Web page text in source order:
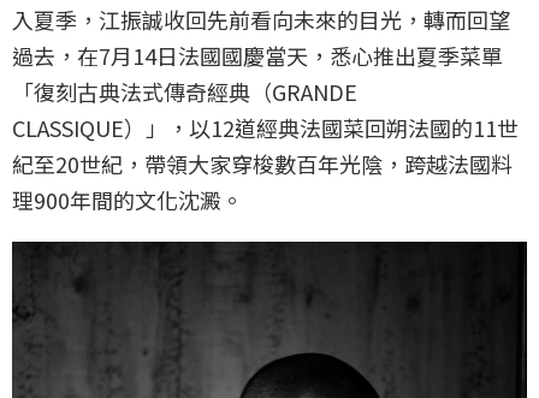
入夏季，江振誠收回先前看向未來的目光，轉而回望
過去，在7月14日法國國慶當天，悉心推出夏季菜單
「復刻古典法式傳奇經典（GRANDE
CLASSIQUE）」，以12道經典法國菜回朔法國的11世
紀至20世紀，帶領大家穿梭數百年光陰，跨越法國料
理900年間的文化沈澱。